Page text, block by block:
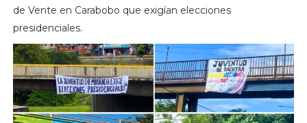
de Vente en Carabobo que exigían elecciones
presidenciales.